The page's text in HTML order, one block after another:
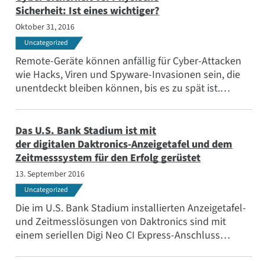
Sicherheit: Ist eines wichtiger?
Oktober 31, 2016
Uncategorized
Remote-Geräte können anfällig für Cyber-Attacken
wie Hacks, Viren und Spyware-Invasionen sein, die
unentdeckt bleiben können, bis es zu spät ist.
sein, da der Fokus der Sicherheit meist woanders
liegt.
Das U.S. Bank Stadium ist mit
der digitalen Daktronics-Anzeigetafel und dem
Zeitmesssystem für den Erfolg gerüstet
13. September 2016
Uncategorized
Die im U.S. Bank Stadium installierten Anzeigetafel-
und Zeitmesslösungen von Daktronics sind mit
einem seriellen Digi Neo CI Express-Anschluss